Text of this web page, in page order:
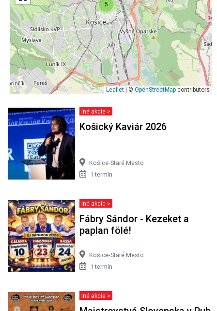
5
Leaflet | © OpenStreetMap contributors
Iné akcie >
Košický Kaviár 2026
Košice-Staré Mesto
1 termín
Iné akcie >
Fábry Sándor - Kezeket a
paplan fölé!
Košice-Staré Mesto
1 termín
Iné akcie >